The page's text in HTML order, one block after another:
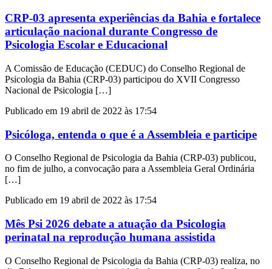
CRP-03 apresenta experiências da Bahia e fortalece
articulação nacional durante Congresso de
Psicologia Escolar e Educacional
A Comissão de Educação (CEDUC) do Conselho Regional de
Psicologia da Bahia (CRP-03) participou do XVII Congresso
Nacional de Psicologia […]
Publicado em 19 abril de 2022 às 17:54
Psicóloga, entenda o que é a Assembleia e participe
O Conselho Regional de Psicologia da Bahia (CRP-03) publicou,
no fim de julho, a convocação para a Assembleia Geral Ordinária
[…]
Publicado em 19 abril de 2022 às 17:54
Mês Psi 2026 debate a atuação da Psicologia
perinatal na reprodução humana assistida
O Conselho Regional de Psicologia da Bahia (CRP-03) realiza, no